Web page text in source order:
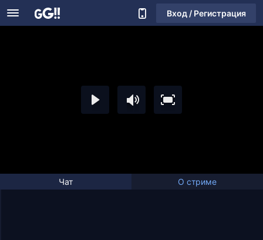
Вход / Регистрация
Чат О стриме